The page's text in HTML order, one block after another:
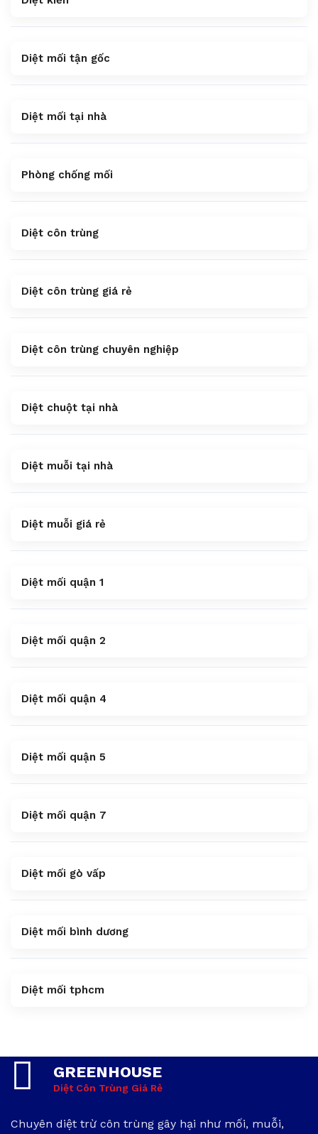
Diệt mối tận gốc
Diệt mối tại nhà
Phòng chống mối
Diệt côn trùng
Diệt côn trùng giá rẻ
Diệt côn trùng chuyên nghiệp
Diệt chuột tại nhà
Diệt muỗi tại nhà
Diệt muỗi giá rẻ
Diệt mối quận 1
Diệt mối quận 2
Diệt mối quận 4
Diệt mối quận 5
Diệt mối quận 7
Diệt mối gò vấp
Diệt mối bình dương
Diệt mối tphcm
GREENHOUSE
Diệt Côn Trùng Giá Rẻ
Chuyên diệt trừ côn trùng gây hại như mối, muỗi,